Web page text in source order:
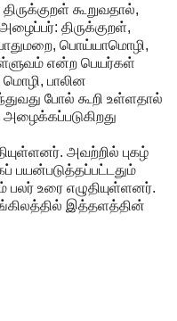
கூறுவதால்,
திருக்குறள்,
பொய்யாமொழி,
என்ற பெயர்கள்
பாலின
போல் கூறி உள்ளதால்
அவற்றில் புகழ்
பயன்படுத்தப்பட்டதும்
பலர் உரை எழுதியுள்ளனர்.
இத்தளத்தின்